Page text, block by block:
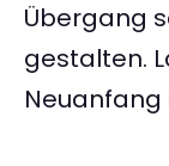
Übergang
gestalten.
Neuanfang